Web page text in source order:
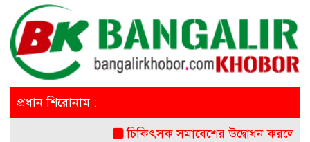
প্রধান শিরোনাম :
চিকিৎসক সমাবেশের উদ্বোধন করলেন